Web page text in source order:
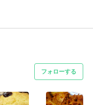
フォローする